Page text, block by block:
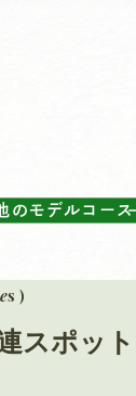
旅
のモデルコース
es )
スポット